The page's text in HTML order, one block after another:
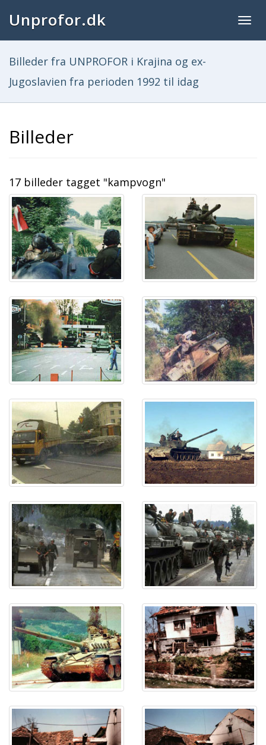
Unprofor.dk
Billeder fra UNPROFOR i Krajina og ex-
Jugoslavien fra perioden 1992 til idag
Billeder
17 billeder tagget "kampvogn"